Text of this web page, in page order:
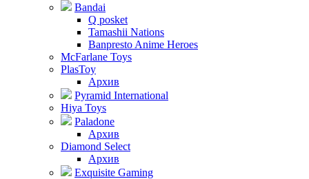
Bandai
Q posket
Tamashii Nations
Banpresto Anime Heroes
McFarlane Toys
PlasToy
Архив
Pyramid International
Hiya Toys
Paladone
Архив
Diamond Select
Архив
Exquisite Gaming